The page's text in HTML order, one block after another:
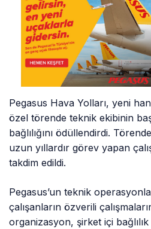
Pegasus Hava Yolları, yeni
özel törende teknik ekibinin
bağlılığını ödüllendirdi.
uzun yıllardır görev yapan
takdim edildi.
Pegasus’un teknik
çalışanların özverili
organizasyon, şirket içi